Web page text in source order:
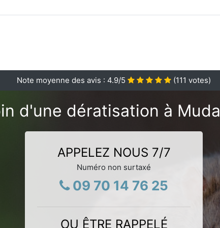
Note moyenne des avis : 4.9/5 (111 votes)
d'une dératisation à
APPELEZ NOUS 7/7
Numéro non surtaxé
09 70 14 76 25
OU ÊTRE RAPPELÉ